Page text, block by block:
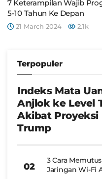
7 Keterampilan Wajib
5-10 Tahun Ke Depan
21 March 2024 2.1k
Terpopuler
Indeks Mata
Anjlok ke Level
Akibat Proyeksi
Trump
3 Cara
Jaringan Wi-Fi